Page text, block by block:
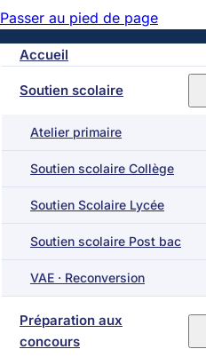
Passer au pied de page
Accueil
Soutien scolaire
Atelier primaire
Soutien scolaire Collège
Soutien Scolaire Lycée
Soutien scolaire Post bac
VAE · Reconversion
Préparation aux
concours